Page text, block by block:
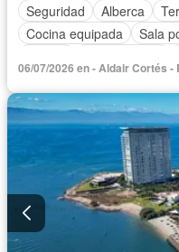
Seguridad
Alberca
Cocina equipada
Sala
Caseta de vigilancia
06/07/2026 en - Aldair Cortés